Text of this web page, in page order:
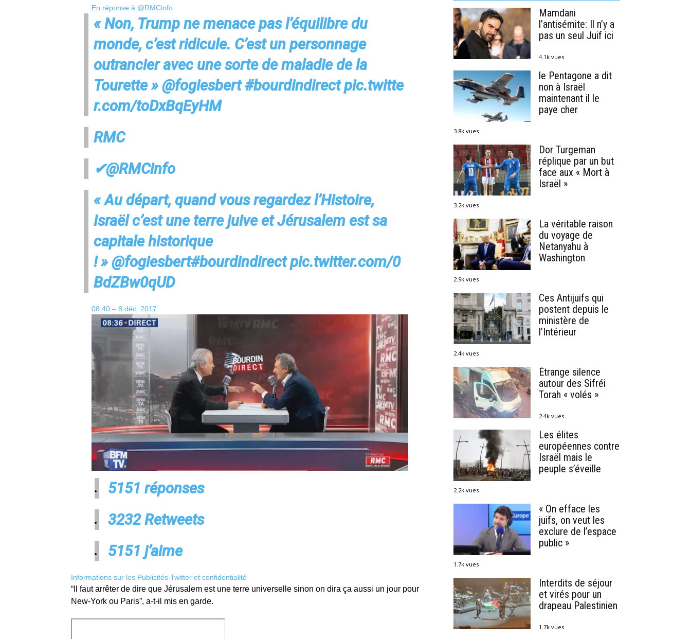
En réponse à @RMCinfo
« Non, Trump ne menace pas l’équilibre du
monde, c’est ridicule. C’est un personnage
outrancier avec une sorte de maladie de la
Tourette » @fogiesbert #bourdindirect pic.twitte
r.com/toDxBqEyHM
RMC
✔@RMCinfo
« Au départ, quand vous regardez l’Histoire,
Israël c’est une terre juive et Jérusalem est sa
capitale historique
! » @fogiesbert#bourdindirect pic.twitter.com/0
BdZBw0qUD
08:40 – 8 déc. 2017
5151 réponses
3232 Retweets
5151 j’aime
Informations sur les Publicités Twitter et confidentialité
“Il faut arrêter de dire que Jérusalem est une terre universelle sinon on dira ça aussi un jour pour
New-York ou Paris”, a-t-il mis en garde.
Mamdani
l’antisémite: Il n’y a
pas un seul Juif ici
4.1k vues
le Pentagone a dit
non à Israël
maintenant il le
paye cher
3.8k vues
Dor Turgeman
réplique par un but
face aux « Mort à
Israël »
3.2k vues
La véritable raison
du voyage de
Netanyahu à
Washington
2.9k vues
Ces Antijuifs qui
postent depuis le
ministère de
l’Intérieur
2.4k vues
Étrange silence
autour des Sifréi
Torah « volés »
2.4k vues
Les élites
européennes contre
Israël mais le
peuple s’éveille
2.2k vues
« On efface les
juifs, on veut les
exclure de l’espace
public »
1.7k vues
Interdits de séjour
et virés pour un
drapeau Palestinien
1.7k vues